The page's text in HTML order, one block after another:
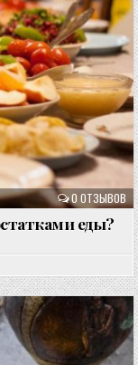
0 ОТЗЫВОВ
еды?